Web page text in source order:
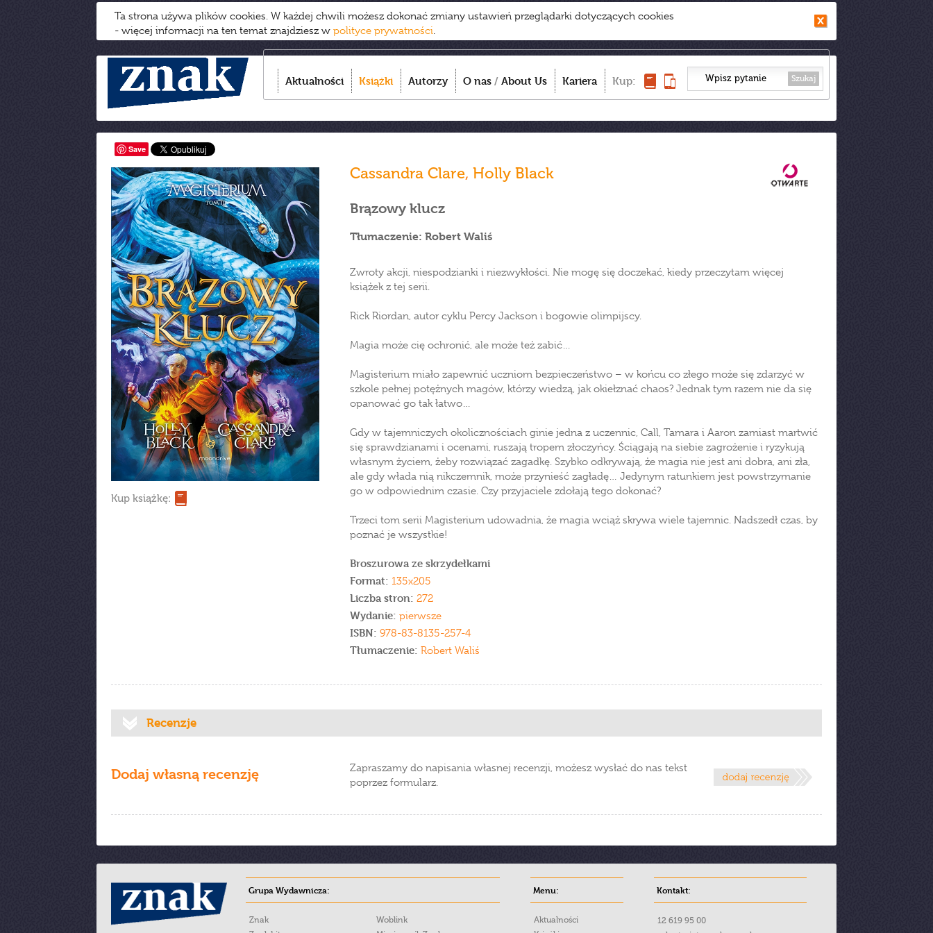
Ta strona używa plików cookies. W każdej chwili możesz dokonać zmiany ustawień przeglądarki dotyczących cookies
- więcej informacji na ten temat znajdziesz w polityce prywatności.
Aktualności Książki Autorzy O nas / About Us Kariera Kup: Szukaj
Save
Kup książkę:
Cassandra Clare, Holly Black
Brązowy klucz
Tłumaczenie: Robert Waliś
Zwroty akcji, niespodzianki i niezwykłości. Nie mogę się doczekać, kiedy przeczytam więcej
książek z tej serii.
Rick Riordan, autor cyklu Percy Jackson i bogowie olimpijscy.
Magia może cię ochronić, ale może też zabić…
Magisterium miało zapewnić uczniom bezpieczeństwo – w końcu co złego może się zdarzyć w
szkole pełnej potężnych magów, którzy wiedzą, jak okiełznać chaos? Jednak tym razem nie da się
opanować go tak łatwo…
Gdy w tajemniczych okolicznościach ginie jedna z uczennic, Call, Tamara i Aaron zamiast martwić
się sprawdzianami i ocenami, ruszają tropem złoczyńcy. Ściągają na siebie zagrożenie i ryzykują
własnym życiem, żeby rozwiązać zagadkę. Szybko odkrywają, że magia nie jest ani dobra, ani zła,
ale gdy włada nią nikczemnik, może przynieść zagładę… Jedynym ratunkiem jest powstrzymanie
go w odpowiednim czasie. Czy przyjaciele zdołają tego dokonać?
Trzeci tom serii Magisterium udowadnia, że magia wciąż skrywa wiele tajemnic. Nadszedł czas, by
poznać je wszystkie!
Broszurowa ze skrzydełkami
Format: 135x205
Liczba stron: 272
Wydanie: pierwsze
ISBN: 978-83-8135-257-4
Tłumaczenie: Robert Waliś
Recenzje
Dodaj własną recenzję
Zapraszamy do napisania własnej recenzji, możesz wysłać do nas tekst
poprzez formularz.
Grupa Wydawnicza:
Znak
Woblink
Menu:
Aktualności
Kontakt:
12 619 95 00